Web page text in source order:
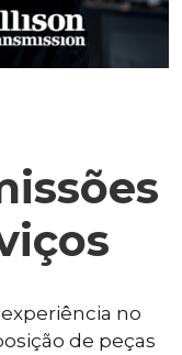
no
de peças